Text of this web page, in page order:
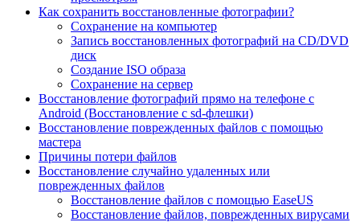
Как сохранить восстановленные фотографии?
Сохранение на компьютер
Запись восстановленных фотографий на CD/DVD
диск
Создание ISO образа
Сохранение на сервер
Восстановление фотографий прямо на телефоне с
Android (Восстановление с sd-флешки)
Восстановление поврежденных файлов с помощью
мастера
Причины потери файлов
Восстановление случайно удаленных или
поврежденных файлов
Восстановление файлов с помощью EaseUS
Восстановление файлов, поврежденных вирусами